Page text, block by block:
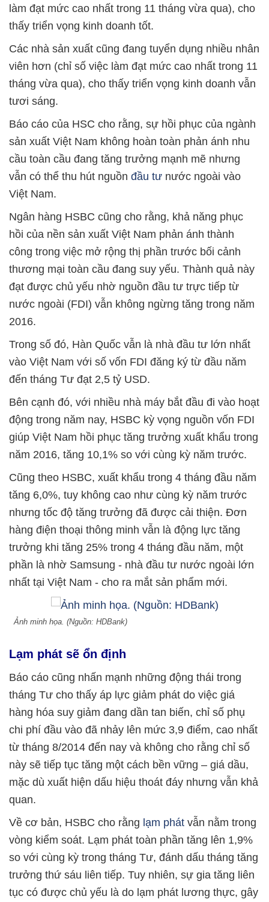
làm đạt mức cao nhất trong 11 tháng vừa qua), cho
thấy triển vọng kinh doanh tốt.
Các nhà sản xuất cũng đang tuyển dụng nhiều nhân
viên hơn (chỉ số việc làm đạt mức cao nhất trong 11
tháng vừa qua), cho thấy triển vọng kinh doanh vẫn
tươi sáng.
Báo cáo của HSC cho rằng, sự hồi phục của ngành
sản xuất Việt Nam không hoàn toàn phản ánh nhu
cầu toàn cầu đang tăng trưởng mạnh mẽ nhưng
vẫn có thể thu hút nguồn đầu tư nước ngoài vào
Việt Nam.
Ngân hàng HSBC cũng cho rằng, khả năng phục
hồi của nền sản xuất Việt Nam phản ánh thành
công trong việc mở rộng thị phần trước bối cảnh
thương mại toàn cầu đang suy yếu. Thành quả này
đạt được chủ yếu nhờ nguồn đầu tư trực tiếp từ
nước ngoài (FDI) vẫn không ngừng tăng trong năm
2016.
Trong số đó, Hàn Quốc vẫn là nhà đầu tư lớn nhất
vào Việt Nam với số vốn FDI đăng ký từ đầu năm
đến tháng Tư đạt 2,5 tỷ USD.
Bên cạnh đó, với nhiều nhà máy bắt đầu đi vào hoạt
động trong năm nay, HSBC kỳ vọng nguồn vốn FDI
giúp Việt Nam hồi phục tăng trưởng xuất khẩu trong
năm 2016, tăng 10,1% so với cùng kỳ năm trước.
Cũng theo HSBC, xuất khẩu trong 4 tháng đầu năm
tăng 6,0%, tuy không cao như cùng kỳ năm trước
nhưng tốc độ tăng trưởng đã được cải thiện. Đơn
hàng điện thoại thông minh vẫn là động lực tăng
trưởng khi tăng 25% trong 4 tháng đầu năm, một
phần là nhờ Samsung - nhà đầu tư nước ngoài lớn
nhất tại Việt Nam - cho ra mắt sản phẩm mới.
Ảnh minh họa. (Nguồn: HDBank)
Lạm phát sẽ ổn định
Báo cáo cũng nhấn mạnh những động thái trong
tháng Tư cho thấy áp lực giảm phát do việc giá
hàng hóa suy giảm đang dần tan biến, chỉ số phụ
chi phí đầu vào đã nhảy lên mức 3,9 điểm, cao nhất
từ tháng 8/2014 đến nay và không cho rằng chỉ số
này sẽ tiếp tục tăng một cách bền vững – giá dầu,
mặc dù xuất hiện dấu hiệu thoát đáy nhưng vẫn khả
quan.
Về cơ bản, HSBC cho rằng lạm phát vẫn nằm trong
vòng kiểm soát. Lạm phát toàn phần tăng lên 1,9%
so với cùng kỳ trong tháng Tư, đánh dấu tháng tăng
trưởng thứ sáu liên tiếp. Tuy nhiên, sự gia tăng liên
tục có được chủ yếu là do lạm phát lương thực, gây